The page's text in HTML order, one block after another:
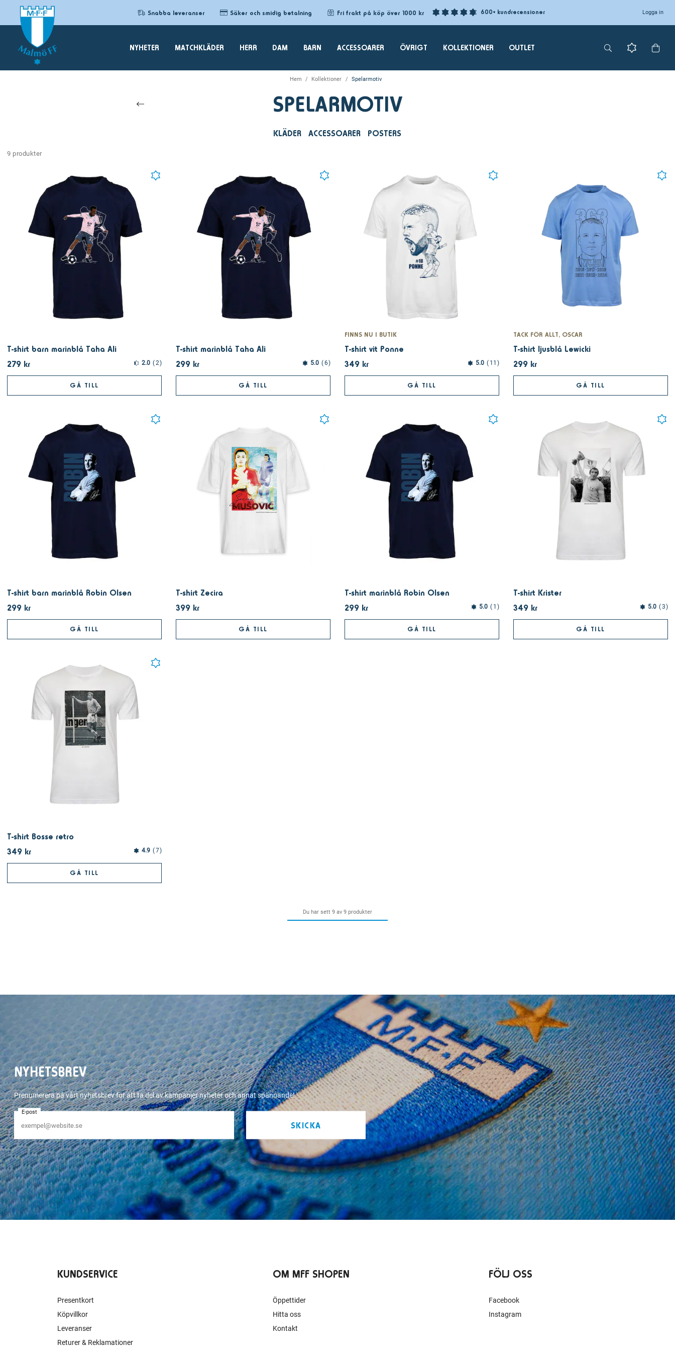
Snabba leveranser Säker och smidig betalning Fri frakt på köp över 1000 kr 600+ kundrecensioner Logga in
NYHETER MATCHKLÄDER HERR DAM BARN ACCESSOARER ÖVRIGT KOLLEKTIONER OUTLET
Hem Kollektioner Spelarmotiv
SPELARMOTIV
KLÄDER ACCESSOARER POSTERS
9 produkter
T-shirt barn marinblå Taha Ali
279 kr
2.0 2
GÅ TILL
T-shirt marinblå Taha Ali
299 kr
5.0 6
GÅ TILL
FINNS NU I BUTIK
T-shirt vit Ponne
349 kr
5.0 11
GÅ TILL
TACK FÖR ALLT, OSCAR
T-shirt ljusblå Lewicki
299 kr
GÅ TILL
T-shirt barn marinblå Robin Olsen
299 kr
GÅ TILL
T-shirt Zecira
399 kr
GÅ TILL
T-shirt marinblå Robin Olsen
299 kr
5.0 1
GÅ TILL
T-shirt Krister
349 kr
5.0 3
GÅ TILL
T-shirt Bosse retro
349 kr
4.9 7
GÅ TILL
Du har sett 9 av 9 produkter
NYHETSBREV
Prenumerera på vårt nyhetsbrev för att ta del av kampanjer nyheter och annat spännande!
E-post
SKICKA
KUNDSERVICE
Presentkort
Köpvillkor
Leveranser
Returer & Reklamationer
OM MFF SHOPEN
Öppettider
Hitta oss
Kontakt
FÖLJ OSS
Facebook
Instagram